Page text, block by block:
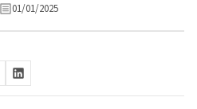
01/01/2025